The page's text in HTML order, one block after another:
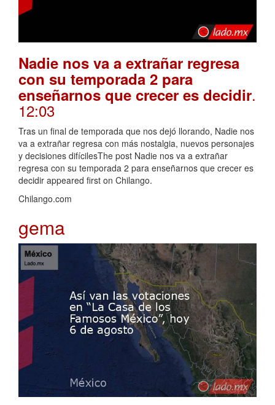
Nadie nos va a extrañar regresa
con su temporada 2 para
enseñarnos que crecer es decidir.
12:03
Tras un final de temporada que nos dejó llorando, Nadie nos
va a extrañar regresa con más nostalgia, nuevos personajes
y decisiones difícilesThe post Nadie nos va a extrañar
regresa con su temporada 2 para enseñarnos que crecer es
decidir appeared first on Chilango.
Chilango.com
gema